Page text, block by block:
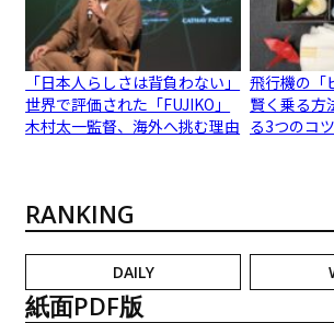
「日本人らしさは背負わない」
世界で評価された「FUJIKO」
木村太一監督、海外へ挑む理由
飛行機の「
賢く乗る方
る3つのコ
RANKING
DAILY
紙面PDF版